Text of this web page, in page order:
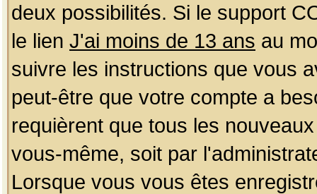
deux possibilités. Si le support
le lien J'ai moins de 13 ans au
suivre les instructions que vous
peut-être que votre compte a
requièrent que tous les
vous-même, soit par
Lorsque vous vous êtes